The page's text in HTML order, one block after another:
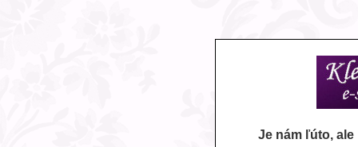
Je nám ľúto,